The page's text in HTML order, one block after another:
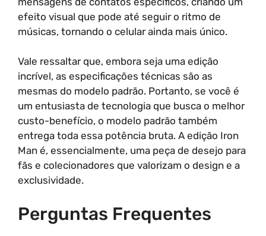
efeito visual que pode até seguir o ritmo de
músicas, tornando o celular ainda mais único.
Vale ressaltar que, embora seja uma edição
incrível, as especificações técnicas são as
mesmas do modelo padrão. Portanto, se você é
um entusiasta de tecnologia que busca o melhor
custo-benefício, o modelo padrão também
entrega toda essa potência bruta. A edição Iron
Man é, essencialmente, uma peça de desejo para
fãs e colecionadores que valorizam o design e a
exclusividade.
Perguntas Frequentes